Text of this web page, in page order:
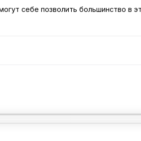
себе позволить большинство в